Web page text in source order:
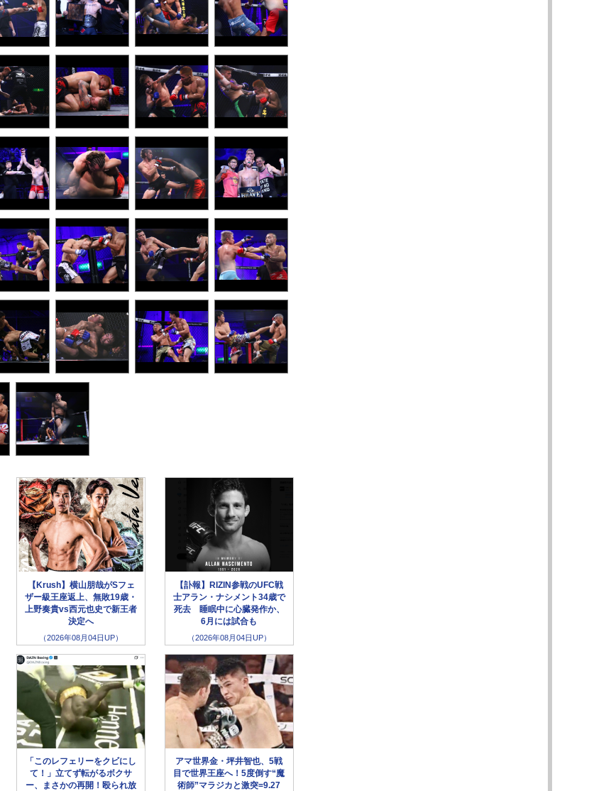
【Krush】横山朋哉がSフェ
ザー級王座返上、無敗19歳・
上野奏貴vs西元也史で新王者
決定へ
（2026年08月04日UP）
【訃報】RIZIN参戦のUFC戦
士アラン・ナシメント34歳で
死去 睡眠中に心臓発作か、
6月には試合も
（2026年08月04日UP）
「このレフェリーをクビにし
て！」立てず転がるボクサ
ー、まさかの再開！殴られ放
アマ世界金・坪井智也、5戦
目で世界王座へ！5度倒す“魔
術師”マラジカと激突=9.27